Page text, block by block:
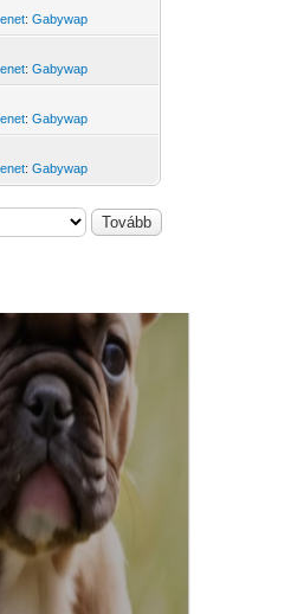
:Gabywap
:Gabywap
:Gabywap
:Gabywap